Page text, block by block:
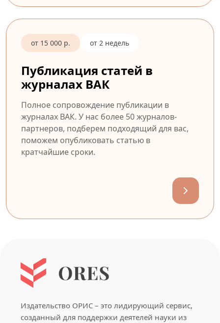
от 15 000 р. от 2 недель
Публикация статей в
журналах ВАК
Полное сопровождение публикации в
журналах ВАК. У нас более 50 журналов-
партнеров, подберем подходящий для вас,
поможем опубликовать статью в
кратчайшие сроки.
Издательство ОРИС – это лидирующий сервис,
созданный для поддержки деятелей науки из